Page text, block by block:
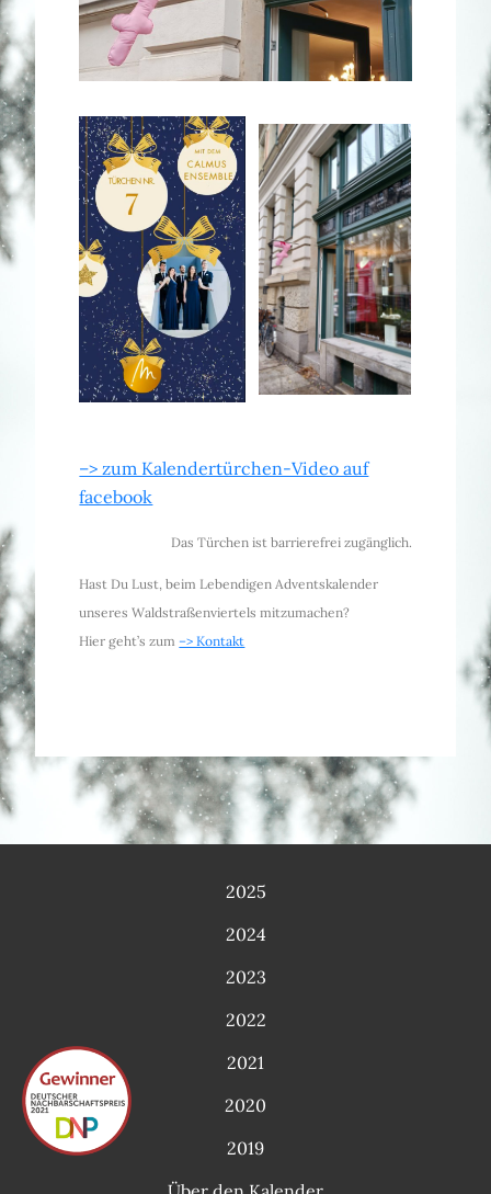
_
–> zum Kalendertürchen-Video auf
facebook
Das Türchen ist barrierefrei zugänglich.
Hast Du Lust, beim Lebendigen Adventskalender
unseres Waldstraßenviertels mitzumachen?
Hier geht’s zum–> Kontakt
2025
2024
2023
2022
2021
2020
2019